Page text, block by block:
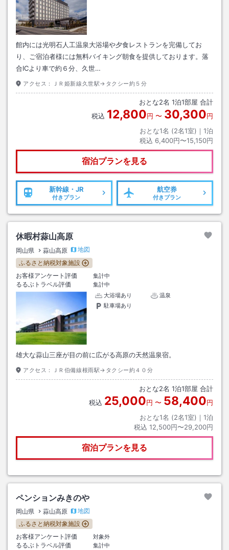
館内には光明石人工温泉大浴場や夕食レストランを完備してお
り、ご宿泊者様には無料バイキング朝食を提供しております。落
合ICより車で約６分、久世…
アクセス： ＪＲ姫新線久世駅→タクシー約５分
おとな2名 1泊1部屋 合計
税込 12,800円 〜 30,300円
おとな1名 (2名1室)｜ 1泊
税込 6,400円〜15,150円
宿泊プランを見る
新幹線・JR
付きプラン
航空券
付きプラン
休暇村蒜山高原
岡山県 蒜山高原
地図
ふるさと納税対象施設
お客様アンケート評価
集計中
るるぶトラベル評価
集計中
大浴場あり
温泉
駐車場あり
雄大な蒜山三座が目の前に広がる高原の天然温泉宿。
アクセス： ＪＲ伯備線根雨駅→タクシー約４０分
おとな2名 1泊1部屋 合計
税込 25,000円 〜 58,400円
おとな1名 (2名1室)｜ 1泊
税込 12,500円〜29,200円
宿泊プランを見る
ペンションみきのや
岡山県 蒜山高原
地図
ふるさと納税対象施設
お客様アンケート評価
対象外
るるぶトラベル評価
集計中